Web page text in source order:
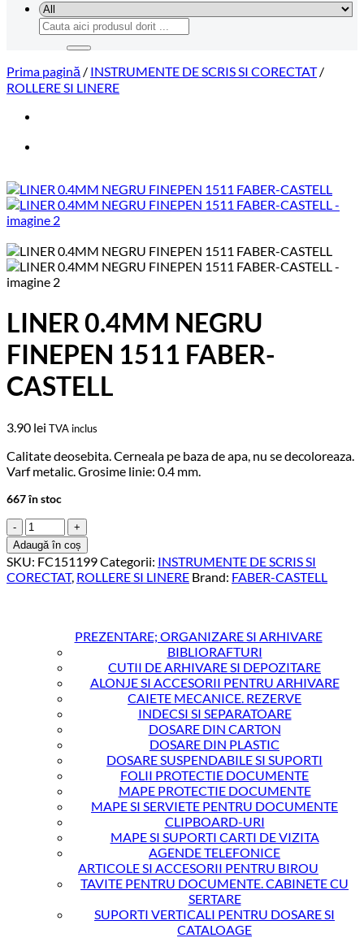
Caută
după:
Prima pagină / INSTRUMENTE DE SCRIS SI CORECTAT /
ROLLERE SI LINERE
LINER 0.4MM NEGRU
FINEPEN 1511 FABER-
CASTELL
3.90 lei TVA inclus
Calitate deosebita. Cerneala pe baza de apa, nu se decoloreaza.
Varf metalic. Grosime linie: 0.4 mm.
667 în stoc
Cantitate
LINER
0.4MM
NEGRU
FINEPEN
CASTELL
Adaugă în coș
SKU: FC151199Categorii: INSTRUMENTE DE SCRIS SI
CORECTAT, ROLLERE SI LINERE Brand: FABER-CASTELL
PREZENTARE; ORGANIZARE SI ARHIVARE
BIBLIORAFTURI
CUTII DE ARHIVARE SI DEPOZITARE
ALONJE SI ACCESORII PENTRU ARHIVARE
CAIETE MECANICE. REZERVE
INDECSI SI SEPARATOARE
DOSARE DIN CARTON
DOSARE DIN PLASTIC
DOSARE SUSPENDABILE SI SUPORTI
FOLII PROTECTIE DOCUMENTE
MAPE PROTECTIE DOCUMENTE
MAPE SI SERVIETE PENTRU DOCUMENTE
CLIPBOARD-URI
MAPE SI SUPORTI CARTI DE VIZITA
AGENDE TELEFONICE
ARTICOLE SI ACCESORII PENTRU BIROU
TAVITE PENTRU DOCUMENTE. CABINETE CU
SERTARE
SUPORTI VERTICALI PENTRU DOSARE SI
CATALOAGE